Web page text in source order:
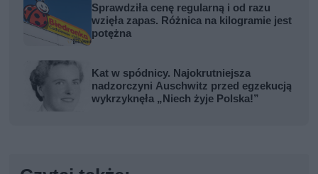
Sprawdziła cenę regularną i od razu
wzięła zapas. Różnica na kilogramie jest
potężna
Kat w spódnicy. Najokrutniejsza
nadzorczyni Auschwitz przed egzekucją
wykrzyknęła „Niech żyje Polska!”